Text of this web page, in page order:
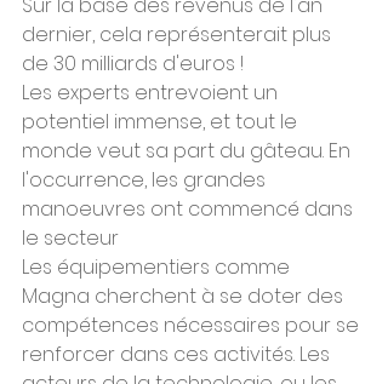
dernier, cela représenterait plus
de 30 milliards d'euros !
Les experts entrevoient un
potentiel immense, et tout le
monde veut sa part du gâteau. En
l'occurrence, les grandes
manoeuvres ont commencé dans
le secteur
Les équipementiers comme
Magna cherchent à se doter des
compétences nécessaires pour se
renforcer dans ces activités. Les